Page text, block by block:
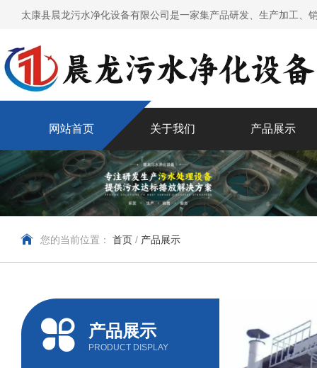
太康县晨龙污水净化设备有限公司是一家集产品研发、生产加工
网站首页 关于我们 产品展示
您的当前位置： 首页 / 产品展示
产品展示
PRODUCT DISPLAY